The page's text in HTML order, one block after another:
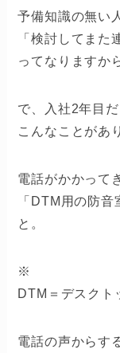
予備知識の無い
「検討してまた
ってなりますか
で、入社2年目だ
こんなことがあ
電話がかかって
「DTM用の防音
と。
※
DTM＝デスクト
電話の声からす